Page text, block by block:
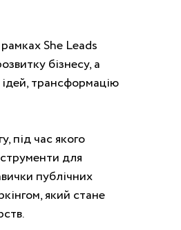
She Leads
бізнесу, а
трансформацію
під час якого
для
публічних
який стане